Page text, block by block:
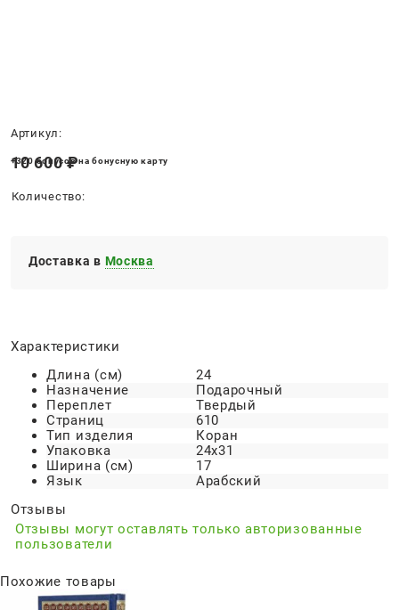
Артикул:
10 600 ₽
+320 бонусов на бонусную карту
Количество:
Доставка в Москва
Характеристики
Длина (см)
24
Назначение
Подарочный
Переплет
Твердый
Страниц
610
Тип изделия
Коран
Упаковка
24х31
Ширина (см)
17
Язык
Арабский
Отзывы
Отзывы могут оставлять только авторизованные
пользователи
Похожие товары